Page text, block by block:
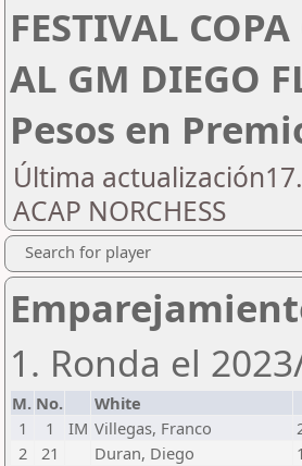
FESTIVAL
AL GM DIEGO
Pesos en
Última
ACAP NORCHESS
Search for player
1. Ronda el
M. No. White
1
1 IM Villegas, Franco
2
21 Duran, Diego